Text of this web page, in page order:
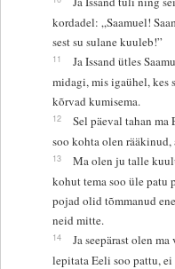
kordadel: „Saamuel!
sest su sulane kuuleb!”
11
Ja Issand ütles
midagi, mis igaühel, kes
kõrvad kumisema.
12
Sel päeval tahan ma
soo kohta olen
13
Ma olen ju talle
kohut tema soo üle patu
pojad olid tõmmanud
neid mitte.
14
Ja seepärast olen
lepitata Eeli soo pattu,